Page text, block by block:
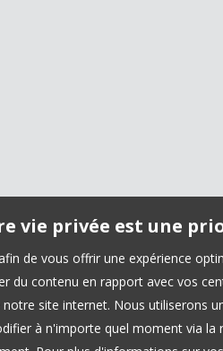
vie privée est une
de vous offrir une expérience
du contenu en rapport avec vos
site internet. Nous utiliserons
à n'importe quel moment via